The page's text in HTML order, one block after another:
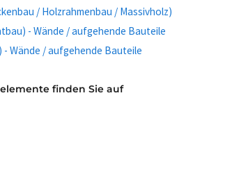
/ Holzrahmenbau / Massivholz)
- Wände / aufgehende Bauteile
Wände / aufgehende Bauteile
finden Sie auf